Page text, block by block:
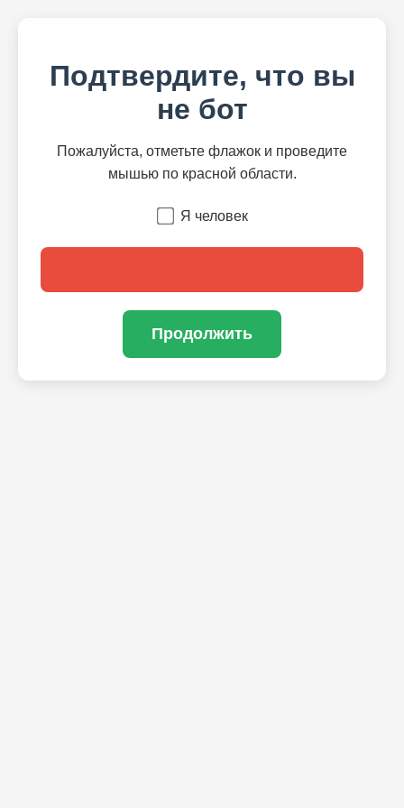
Подтвердите, что вы
не бот
Пожалуйста, отметьте флажок и проведите
мышью по красной области.
Я человек
Продолжить